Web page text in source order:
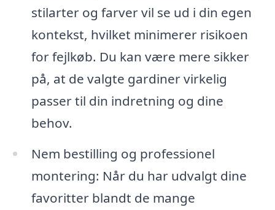
stilarter og farver vil se ud i din egen
kontekst, hvilket minimerer risikoen
for fejlkøb. Du kan være mere sikker
på, at de valgte gardiner virkelig
passer til din indretning og dine
behov.
Nem bestilling og professionel
montering: Når du har udvalgt dine
favoritter blandt de mange